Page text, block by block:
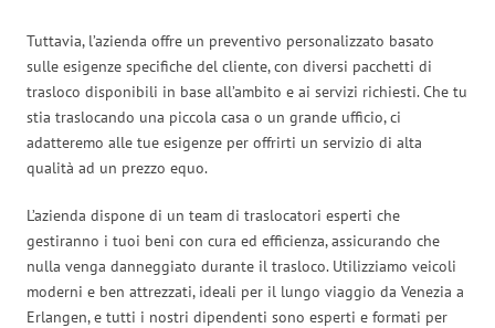
Tuttavia, l’azienda offre un preventivo personalizzato basato
sulle esigenze specifiche del cliente, con diversi pacchetti di
trasloco disponibili in base all’ambito e ai servizi richiesti. Che tu
stia traslocando una piccola casa o un grande ufficio, ci
adatteremo alle tue esigenze per offrirti un servizio di alta
qualità ad un prezzo equo.
L’azienda dispone di un team di traslocatori esperti che
gestiranno i tuoi beni con cura ed efficienza, assicurando che
nulla venga danneggiato durante il trasloco. Utilizziamo veicoli
moderni e ben attrezzati, ideali per il lungo viaggio da Venezia a
Erlangen, e tutti i nostri dipendenti sono esperti e formati per